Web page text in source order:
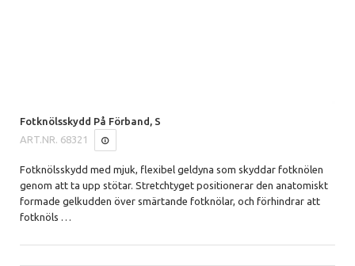
Fotknölsskydd På Förband, S
ART.NR. 68321
Fotknölsskydd med mjuk, flexibel geldyna som skyddar fotknölen
genom att ta upp stötar. Stretchtyget positionerar den anatomiskt
formade gelkudden över smärtande fotknölar, och förhindrar att
fotknöls …